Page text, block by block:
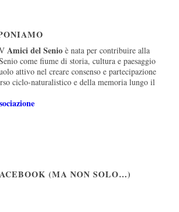
Amici del Senioè nata per contribuire alla
come fiume di storia, cultura e paesaggio
attivo nel creare consenso e partecipazione
ciclo-naturalistico e della memoria lungo il
(MA NON SOLO…)